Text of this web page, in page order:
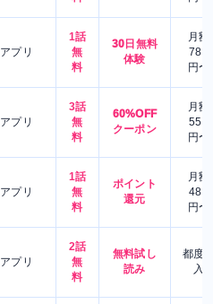
アプリ
1話
無
料
30日無料
体験
月額
780
円〜
アプリ
3話
無
料
60%OFF
クーポン
月額
550
円〜
アプリ
1話
無
料
ポイント
還元
月額
480
円〜
アプリ
2話
無
料
無料試し
読み
都度
入